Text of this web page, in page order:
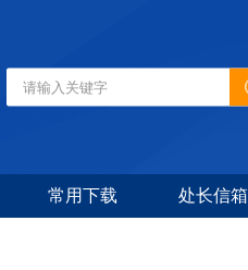
常用下载 处长信箱